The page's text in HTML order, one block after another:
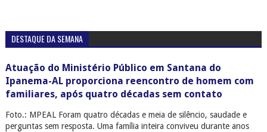
DESTAQUE DA SEMANA
Atuação do Ministério Público em Santana do
Ipanema-AL proporciona reencontro de homem com
familiares, após quatro décadas sem contato
Foto.: MPEAL Foram quatro décadas e meia de silêncio, saudade e
perguntas sem resposta. Uma família inteira conviveu durante anos